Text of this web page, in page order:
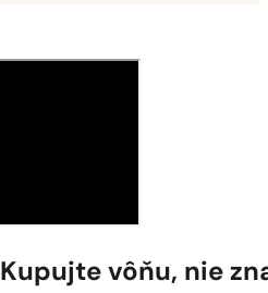
Kupujte vôňu, nie